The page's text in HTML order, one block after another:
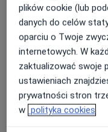
Ból zęba
Próchnica
Starcie
Rodzaje konsultacji
Stacjonarne
Zdjęcia i filmy
plików cookie (lub
danych do celów
oparciu o Twoje
internetowych. W
zaktualizować swoje
ustawieniach
prywatności stron
w polityka cookies